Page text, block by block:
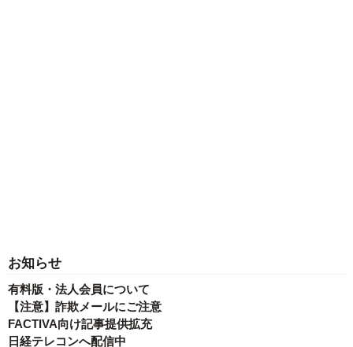
お知らせ
有料版・法人会員について
【注意】詐欺メールにご注意
FACTIVA向け記事提供拡充
日経テレコンへ配信中